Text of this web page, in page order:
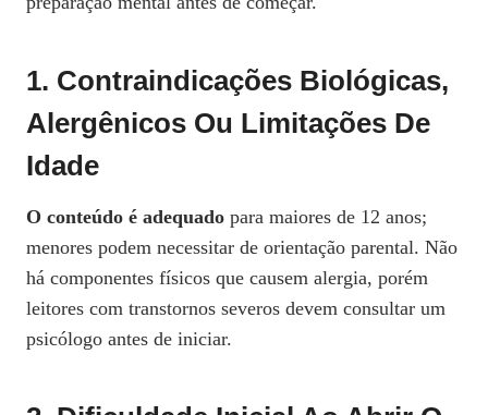
1. Contraindicações Biológicas,
Alergênicos Ou Limitações De
Idade
O conteúdo é adequado para maiores de 12 anos;
menores podem necessitar de orientação parental. Não
há componentes físicos que causem alergia, porém
leitores com transtornos severos devem consultar um
psicólogo antes de iniciar.